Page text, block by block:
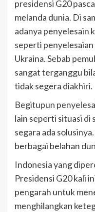
presidensi G20
melanda dunia. Di
adanya penyelesain
seperti
Ukraina. Sebab
sangat terganggu
tidak segera diakhiri.
Begitupun
lain seperti situasi di
segara ada
berbagai belahan
Indonesia yang
Presidensi G20 kali
pengarah untuk
menghilangkan